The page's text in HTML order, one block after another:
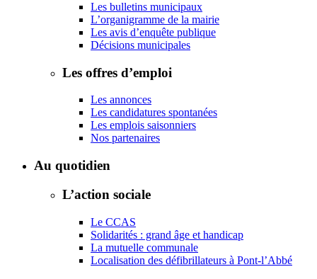
Les bulletins municipaux
L’organigramme de la mairie
Les avis d’enquête publique
Décisions municipales
Les offres d’emploi
Les annonces
Les candidatures spontanées
Les emplois saisonniers
Nos partenaires
Au quotidien
L’action sociale
Le CCAS
Solidarités : grand âge et handicap
La mutuelle communale
Localisation des défibrillateurs à Pont-l’Abbé